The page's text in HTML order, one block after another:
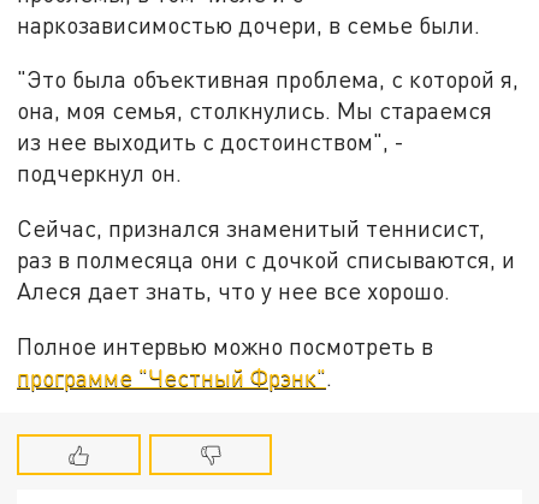
наркозависимостью дочери, в семье были.
"Это была объективная проблема, с которой я,
она, моя семья, столкнулись. Мы стараемся
из нее выходить с достоинством", -
подчеркнул он.
Сейчас, признался знаменитый теннисист,
раз в полмесяца они с дочкой списываются, и
Алеся дает знать, что у нее все хорошо.
Полное интервью можно посмотреть в
программе "Честный Фрэнк"